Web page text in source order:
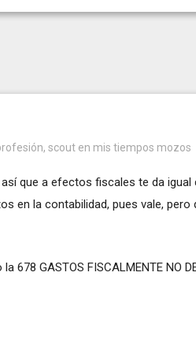
scout en mis tiempos mozos
que a efectos fiscales te da igual
en la contabilidad, pues vale, pero
678 GASTOS FISCALMENTE NO